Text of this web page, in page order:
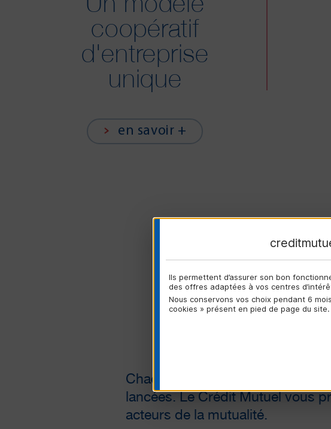
Ils permettent d’assurer son bon
des offres adaptées à vos centres
Nous conservons vos choix pendant 6
cookies » présent en pied de page du site.